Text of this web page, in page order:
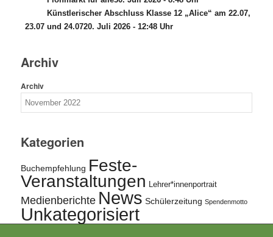
Künstlerischer Abschluss Klasse 12 „Alice“ am 22.07,
23.07 und 24.0720. Juli 2026 - 12:48 Uhr
Archiv
Archiv
Kategorien
Buchempfehlung Feste-
Veranstaltungen Lehrer*innenportrait
Medienberichte News Schülerzeitung Spendenmotto
Unkategorisiert